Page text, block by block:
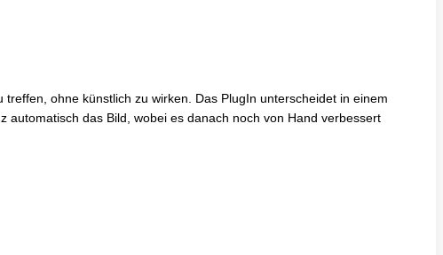
ohne künstlich zu wirken. Das PlugIn unterscheidet in einem
das Bild, wobei es danach noch von Hand verbessert